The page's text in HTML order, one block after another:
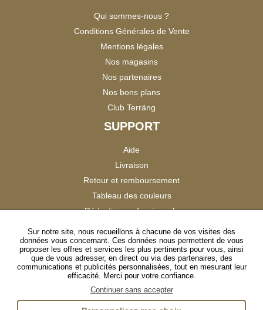
Qui sommes-nous ?
Conditions Générales de Vente
Mentions légales
Nos magasins
Nos partenaires
Nos bons plans
Club Terräng
SUPPORT
Aide
Livraison
Retour et remboursement
Tableau des couleurs
Réduction professionnels
Satisfaction Clients
SUIVEZ-NOUS
Sur notre site, nous recueillons à chacune de vos visites des
données vous concernant. Ces données nous permettent de vous
proposer les offres et services les plus pertinents pour vous, ainsi
que de vous adresser, en direct ou via des partenaires, des
communications et publicités personnalisées, tout en mesurant leur
efficacité. Merci pour votre confiance.
Continuer sans accepter